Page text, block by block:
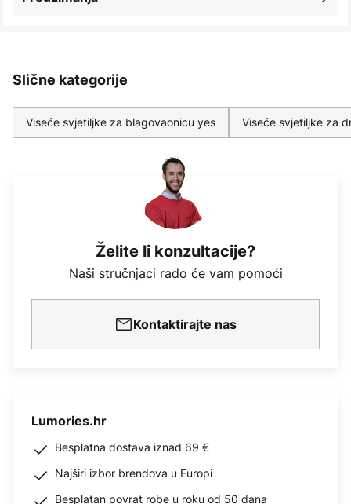
Slične kategorije
Viseće svjetiljke za blagovaonicu yes Viseće svjetiljke za
Želite li konzultacije?
Naši stručnjaci rado će vam pomoći
Kontaktirajte nas
Lumories.hr
Besplatna dostava iznad 69 €
Najširi izbor brendova u Europi
Besplatan povrat robe u roku od 50 dana